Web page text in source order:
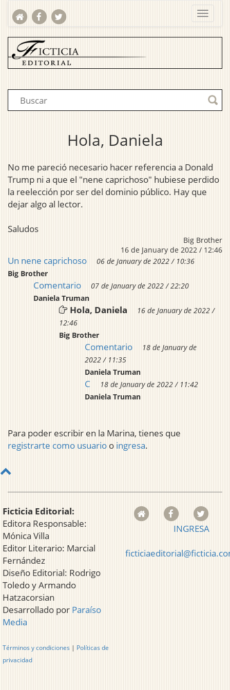
Hola, Daniela
No me pareció necesario hacer referencia a Donald
Trump ni a que el "nene caprichoso" hubiese perdido
la reelección por ser del dominio público. Hay que
dejar algo al lector.
Saludos
Big Brother
16 de January de 2022 / 12:46
Un nene caprichoso
06 de January de 2022 / 10:36
Big Brother
Comentario
07 de January de 2022 / 22:20
Daniela Truman
Hola, Daniela
16 de January de 2022 /
12:46
Big Brother
Comentario
18 de January de
2022 / 11:35
Daniela Truman
C
18 de January de 2022 / 11:42
Daniela Truman
Para poder escribir en la Marina, tienes que
registrarte como usuario o ingresa.
Ficticia Editorial:
Editora Responsable:
Mónica Villa
Editor Literario: Marcial
Fernández
Diseño Editorial: Rodrigo
Toledo y Armando
Hatzacorsian
Desarrollado por Paraíso
Media
Términos y condiciones | Políticas de
privacidad
INGRESA